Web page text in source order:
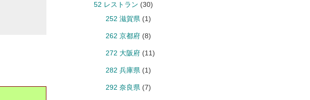
52 レストラン (30)
252 滋賀県 (1)
262 京都府(8)
272 大阪府(11)
282 兵庫県 (1)
292 奈良県 (7)